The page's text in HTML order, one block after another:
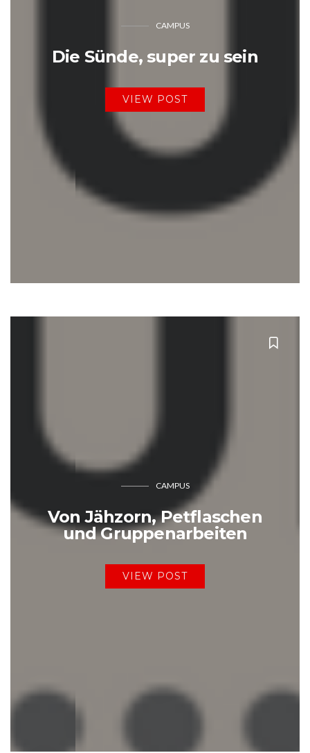
CAMPUS
Die Sünde, super zu sein
VIEW POST
CAMPUS
Von Jähzorn, Petflaschen
und Gruppenarbeiten
VIEW POST